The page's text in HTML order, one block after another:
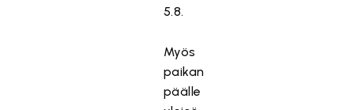
5.8.
Myös
paikan
päälle